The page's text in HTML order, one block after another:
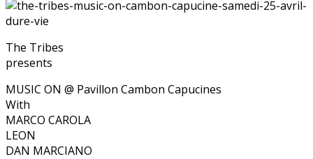
The Tribes
presents
MUSIC ON @ Pavillon Cambon Capucines
With
MARCO CAROLA
LEON
DAN MARCIANO